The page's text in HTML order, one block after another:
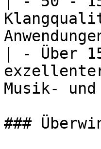
| - Über
Musik-
###